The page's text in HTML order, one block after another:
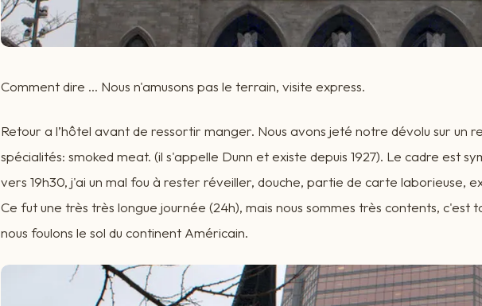
Comment dire ... Nous n'amusons pas le terrain, visite express.
Retour a l’hôtel avant de ressortir manger. Nous avons jeté notre dévolu sur un
spécialités: smoked meat. (il s'appelle Dunn et existe depuis 1927). Le cadre est
vers 19h30, j'ai un mal fou à rester réveiller, douche, partie de carte laborieuse,
Ce fut une très très longue journée (24h), mais nous sommes très contents, c'est
nous foulons le sol du continent Américain.